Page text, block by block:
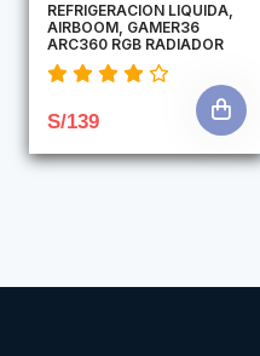
REFRIGERACION LIQUIDA,
AIRBOOM, GAMER36
ARC360 RGB RADIADOR
S/139